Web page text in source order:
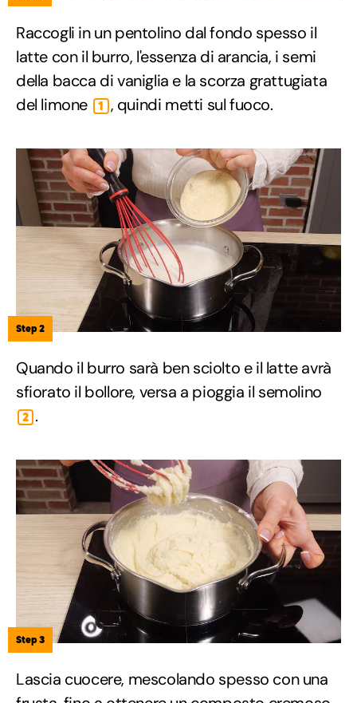
Raccogli in un pentolino dal fondo spesso il
latte con il burro, l'essenza di arancia, i semi
della bacca di vaniglia e la scorza grattugiata
del limone
1 , quindi metti sul fuoco.
Step 2
Quando il burro sarà ben sciolto e il latte avrà
sfiorato il bollore, versa a pioggia il semolino
2 .
Step 3
Lascia cuocere, mescolando spesso con una